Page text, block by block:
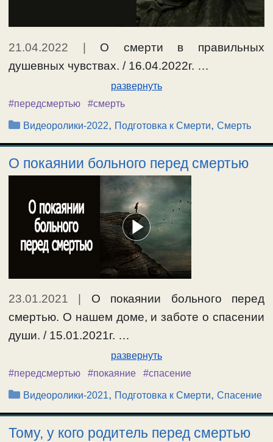
21.04.2022 | О смерти в правильных
душевных чувствах. / 16.04.2022г. …
развернуть
#передсмертью
#смерть
Рубрики
Видеоролики-2022, Подготовка к Смерти,Смерть
О покаянии больного перед смертью
23.01.2021
О покаянии больного перед
смертью. О нашем доме, и заботе о спасении
души. / 15.01.2021г. …
развернуть
#передсмертью
#покаяние #спасение
Рубрики
Видеоролики-2021, Подготовка к Смерти,Спасение
Тому, у кого родитель перед смертью